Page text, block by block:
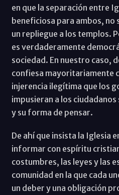
en que la separación entre
beneficiosa para ambos, no
un repliegue a los templos.
es verdaderamente
sociedad. En nuestro caso,
confiesa mayoritariamente
injerencia ilegítima que los
impusieran a los
y su forma de pensar.
De ahí que insista la Iglesia
informar con espíritu
costumbres, las leyes y las
comunidad en la que cada
un deber y una obligación